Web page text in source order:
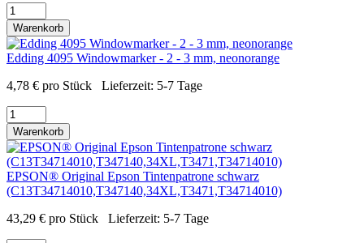
Warenkorb
Edding 4095 Windowmarker - 2 - 3 mm, neonorange
4,78 € pro Stück Lieferzeit: 5-7 Tage
Warenkorb
EPSON® Original Epson Tintenpatrone schwarz
(C13T34714010,T347140,34XL,T3471,T34714010)
43,29 € pro Stück Lieferzeit: 5-7 Tage